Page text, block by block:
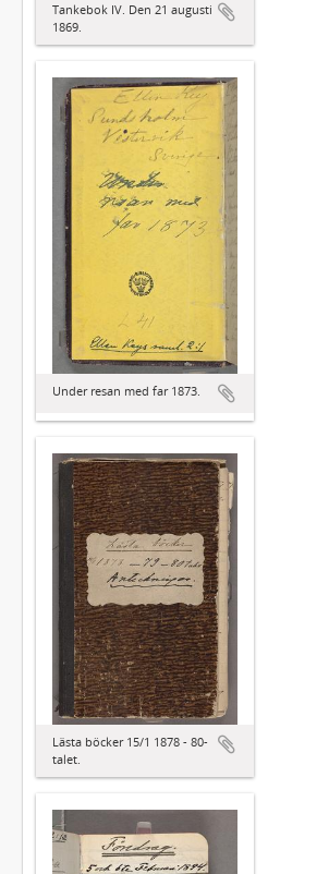
Tankebok IV. Den 21 augusti
1869.
Under resan med far 1873.
Lästa böcker 15/1 1878 - 80-
talet.